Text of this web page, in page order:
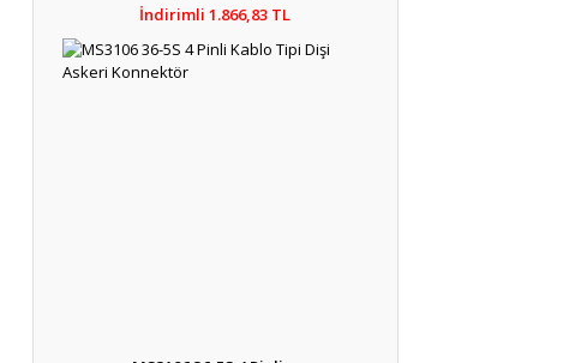
İndirimli 1.866,83 TL